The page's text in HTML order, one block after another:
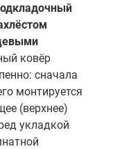
ковёр
сначала
монтируется
(верхнее)
укладкой